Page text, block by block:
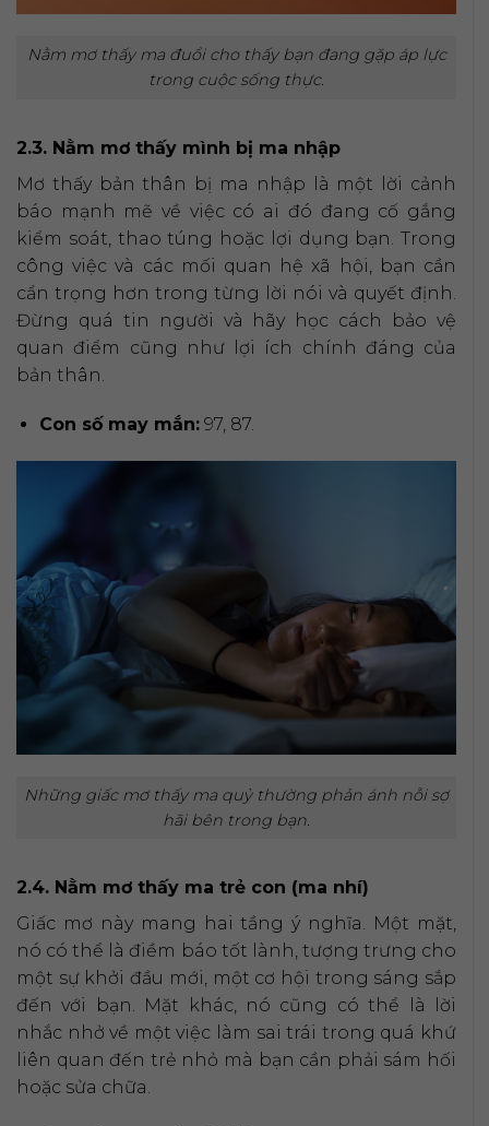
Nằm mơ thấy ma đuổi cho thấy bạn đang gặp áp lực
trong cuộc sống thực.
2.3. Nằm mơ thấy mình bị ma nhập
Mơ thấy bản thân bị ma nhập là một lời cảnh
báo mạnh mẽ về việc có ai đó đang cố gắng
kiểm soát, thao túng hoặc lợi dụng bạn. Trong
công việc và các mối quan hệ xã hội, bạn cần
cẩn trọng hơn trong từng lời nói và quyết định.
Đừng quá tin người và hãy học cách bảo vệ
quan điểm cũng như lợi ích chính đáng của
bản thân.
Con số may mắn:97, 87.
Những giấc mơ thấy ma quỷ thường phản ánh nỗi sợ
hãi bên trong bạn.
2.4. Nằm mơ thấy ma trẻ con (ma nhí)
Giấc mơ này mang hai tầng ý nghĩa. Một mặt,
nó có thể là điềm báo tốt lành, tượng trưng cho
một sự khởi đầu mới, một cơ hội trong sáng sắp
đến với bạn. Mặt khác, nó cũng có thể là lời
nhắc nhở về một việc làm sai trái trong quá khứ
liên quan đến trẻ nhỏ mà bạn cần phải sám hối
hoặc sửa chữa.